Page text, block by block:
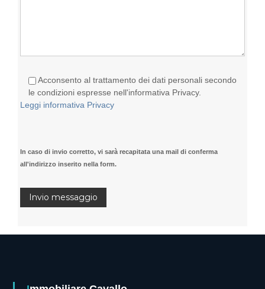
Acconsento al trattamento dei dati personali secondo
le condizioni espresse nell'informativa Privacy.
Leggi informativa Privacy
In caso di invio corretto, vi sarà recapitata una mail di conferma
all'indirizzo inserito nella form.